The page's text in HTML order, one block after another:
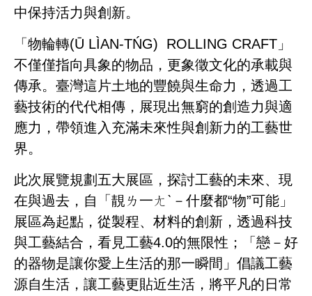
中保持活力與創新。
「物輪轉(Ū LÌAN-TŃG) ROLLING CRAFT」
不僅僅指向具象的物品，更象徵文化的承載與
傳承。臺灣這片土地的豐饒與生命力，透過工
藝技術的代代相傳，展現出無窮的創造力與適
應力，帶領進入充滿未來性與創新力的工藝世
界。
此次展覽規劃五大展區，探討工藝的未來、現
在與過去，自「靚ㄌ一ㄤˋ－什麼都“物”可能」
展區為起點，從製程、材料的創新，透過科技
與工藝結合，看見工藝4.0的無限性；「戀－好
的器物是讓你愛上生活的那一瞬間」倡議工藝
源自生活，讓工藝更貼近生活，將平凡的日常